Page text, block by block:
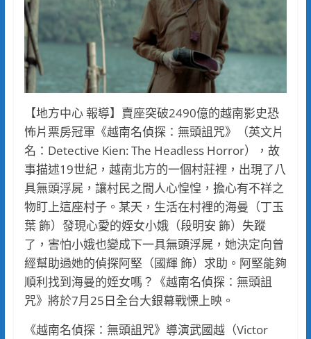
【地方中心 報導】賣座突破2490億的越南影史恐
怖片票房冠軍《越南名偵探：無頭詛咒》（英文片
名：Detective Kien: The Headless Horror），故
事描述19世紀，越南北方的一個村莊裡，出現了八
具無頭浮屍，讓村民之間人心惶惶，擔心有不祥之
物盯上這座村子。某天，生活在村裡的海曼（丁玉
葉 飾）發現心愛的姪女小娥（段明安 飾）失蹤
了，害怕小娥也變成下一具無頭浮屍，她決定向曾
經幫助過她的偵探阿堅（國輝 飾）求助。阿堅能夠
順利找到海曼的姪女嗎？《越南名偵探：無頭詛
咒》將於7月25日全台大銀幕戰慄上映。
《越南名偵探：無頭詛咒》導演武國越（Victor